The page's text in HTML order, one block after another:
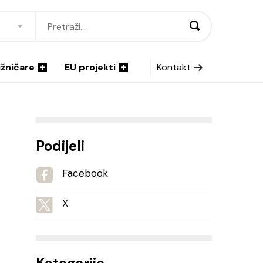
EU projekti Kontakt
Podijeli
Facebook
X